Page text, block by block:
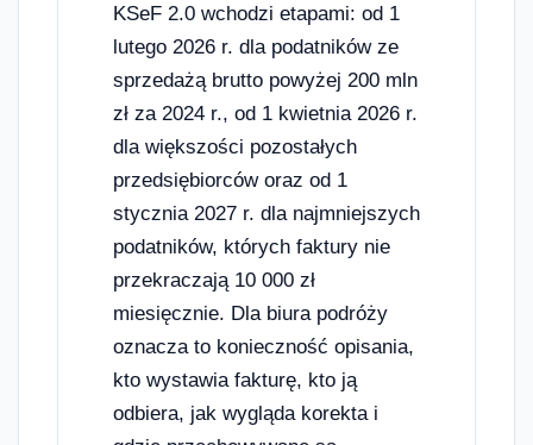
KSeF 2.0 wchodzi etapami: od 1
lutego 2026 r. dla podatników ze
sprzedażą brutto powyżej 200 mln
zł za 2024 r., od 1 kwietnia 2026 r.
dla większości pozostałych
przedsiębiorców oraz od 1
stycznia 2027 r. dla najmniejszych
podatników, których faktury nie
przekraczają 10 000 zł
miesięcznie. Dla biura podróży
oznacza to konieczność opisania,
kto wystawia fakturę, kto ją
odbiera, jak wygląda korekta i